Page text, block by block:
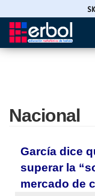
Pasar
Nacional
García dice
superar la
mercado de